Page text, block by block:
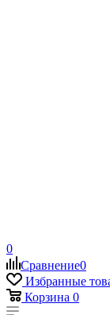
0
Сравнение0
Избранные
Корзина 0